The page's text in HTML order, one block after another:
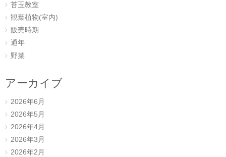
苔玉教室
観葉植物(室内)
販売時期
通年
野菜
アーカイブ
2026年6月
2026年5月
2026年4月
2026年3月
2026年2月